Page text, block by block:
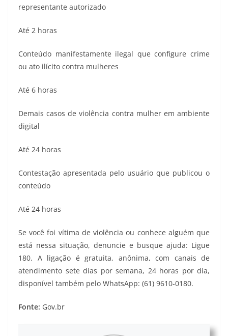
representante autorizado
Até 2 horas
Conteúdo manifestamente ilegal que configure crime
ou ato ilícito contra mulheres
Até 6 horas
Demais casos de violência contra mulher em ambiente
digital
Até 24 horas
Contestação apresentada pelo usuário que publicou o
conteúdo
Até 24 horas
Se você foi vítima de violência ou conhece alguém que
está nessa situação, denuncie e busque ajuda: Ligue
180. A ligação é gratuita, anônima, com canais de
atendimento sete dias por semana, 24 horas por dia,
disponível também pelo WhatsApp: (61) 9610-0180.
Fonte: Gov.br